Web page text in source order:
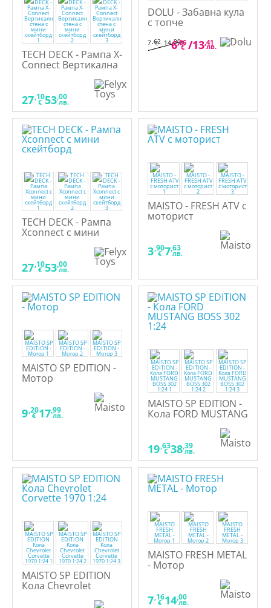
TECH DECK - Рампа X-
Connect Вертикална
стена с мини
27,10
€ 53,00
лв.
DOLU - Забавна кула
с топче
7,62
€ 14,90лв.
6,86
€ /13 ,41
лв.
TECH DECK - Рампа
Xconnect с мини
27,10
€ 53,00
лв.
MAISTO - FRESH ATV с
моторист
3,90
€ 7,63
лв.
MAISTO SP EDITION -
Мотор
9,20
€ 17,99
лв.
MAISTO SP EDITION -
Кола FORD MUSTANG
19,63
€ 38,39
лв.
MAISTO SP EDITION
Кола Chevrolet
MAISTO FRESH METAL
- Мотор
7,16
€ 14,00
лв.